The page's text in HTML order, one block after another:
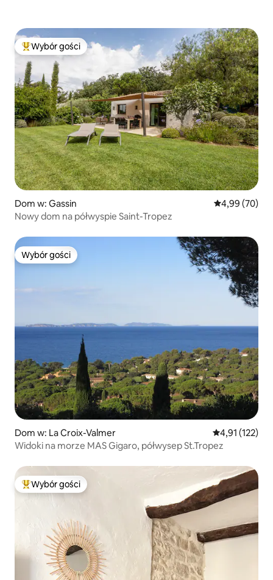
Najpopularniejsze z kategorii Wybór gości
Wybór gości
Dom w: Gassin Średnia
4,99 (70)
Nowy dom na półwyspie Saint-Tropez
Wybór gości
Wybór gości
Dom w: La Croix-Valmer Średnia
4,91 (122)
Widoki na morze MAS Gigaro, półwysep St.Tropez
Najpopularniejsze z kategorii Wybór gości
Wybór gości